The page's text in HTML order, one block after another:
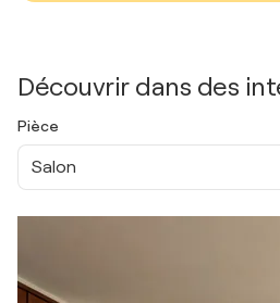
Découvrir dans des
Pièce
Salon